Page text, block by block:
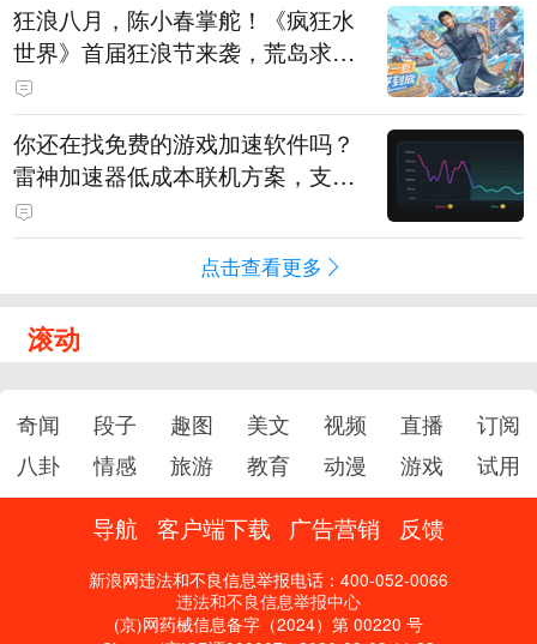
狂浪八月，陈小春掌舵！《疯狂水
世界》首届狂浪节来袭，荒岛求生
直播即将开启
你还在找免费的游戏加速软件吗？
雷神加速器低成本联机方案，支持
免费试用
点击查看更多
滚动
奇闻 段子 趣图 美文 视频 直播
订阅
八卦
情感 旅游 教育 动漫 游戏 试用
导航 客户端下载 广告营销 反馈
新浪网违法和不良信息举报电话：400-052-0066
违法和不良信息举报中心
(京)网药械信息备字（2024）第 00220 号